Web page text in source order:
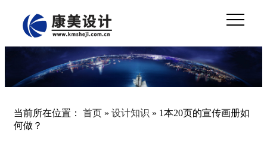
当前所在位置： 首页 » 设计知识 » 1本20页的宣传画册如
何做？